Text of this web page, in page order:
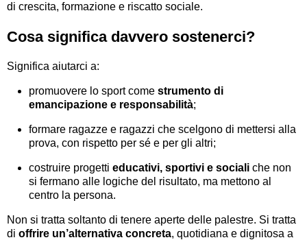
di crescita, formazione e riscatto sociale.
Cosa significa davvero sostenerci?
Significa aiutarci a:
promuovere lo sport come strumento di
emancipazione e responsabilità;
formare ragazze e ragazzi che scelgono di mettersi alla
prova, con rispetto per sé e per gli altri;
costruire progetti educativi, sportivi e sociali che non
si fermano alle logiche del risultato, ma mettono al
centro la persona.
Non si tratta soltanto di tenere aperte delle palestre. Si tratta
di offrire un’alternativa concreta, quotidiana e dignitosa a